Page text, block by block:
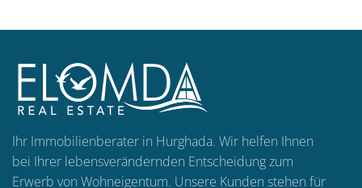
Ihr Immobilienberater in Hurghada. Wir helfen Ihnen
bei Ihrer lebensverändernden Entscheidung zum
Erwerb von Wohneigentum. Unsere Kunden stehen für